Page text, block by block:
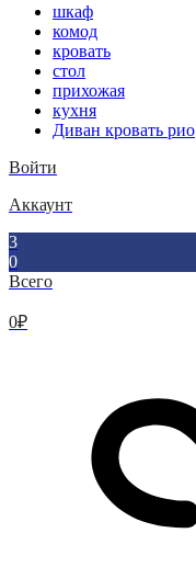
шкаф
комод
кровать
стол
прихожая
кухня
Диван кровать рио
Войти
Аккаунт
3
0
Всего
0₽